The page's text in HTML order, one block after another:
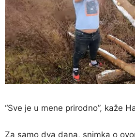
“Sve je u mene prirodno”, kaže
Za samo dva dana, snimka o